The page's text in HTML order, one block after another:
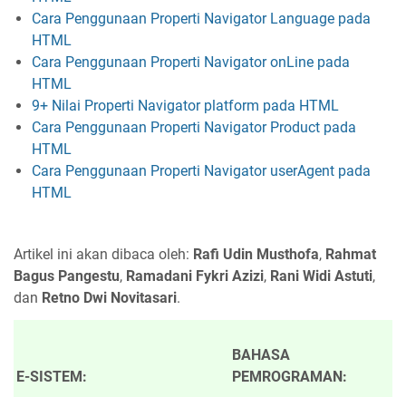
Cara Penggunaan Properti Navigator Language pada
HTML
Cara Penggunaan Properti Navigator onLine pada
HTML
9+ Nilai Properti Navigator platform pada HTML
Cara Penggunaan Properti Navigator Product pada
HTML
Cara Penggunaan Properti Navigator userAgent pada
HTML
Artikel ini akan dibaca oleh: Rafi Udin Musthofa, Rahmat
Bagus Pangestu, Ramadani Fykri Azizi, Rani Widi Astuti,
dan Retno Dwi Novitasari.
E-SISTEM:
BAHASA
PEMROGRAMAN: